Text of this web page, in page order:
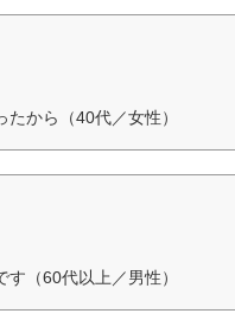
から（40代／女性）
（60代以上／男性）